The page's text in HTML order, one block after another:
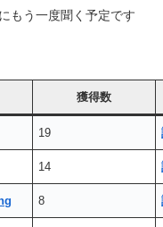
もう一度聞く予定です
獲得数
19
14
8